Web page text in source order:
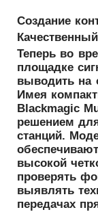
Создание
Теперь во
площадке
выводить на
Имея
Blackmagic
решением
станций.
высокой
проверять
выявлять
передачах